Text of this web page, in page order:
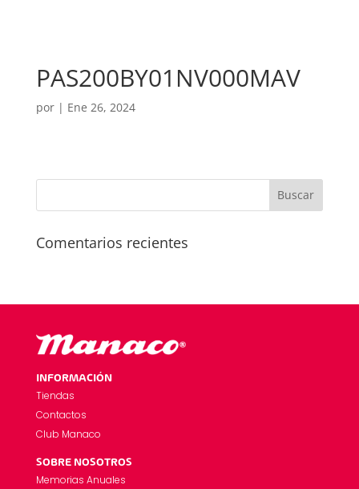
PAS200BY01NV000MAV
por | Ene 26, 2024
Comentarios recientes
INFORMACIÓN
Tiendas
Contactos
Club Manaco
SOBRE NOSOTROS
Memorias Anuales